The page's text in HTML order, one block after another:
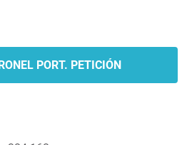
PORT. PETICIÓN